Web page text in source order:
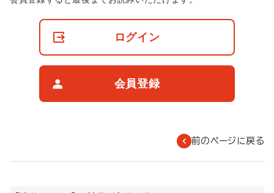
ログイン
会員登録
前のページに戻る